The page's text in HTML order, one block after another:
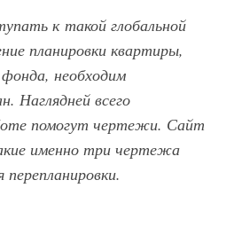
к такой глобальной
планировки квартиры,
необходим
Наглядней всего
помогут чертежи. Сайт
именно три чертежа